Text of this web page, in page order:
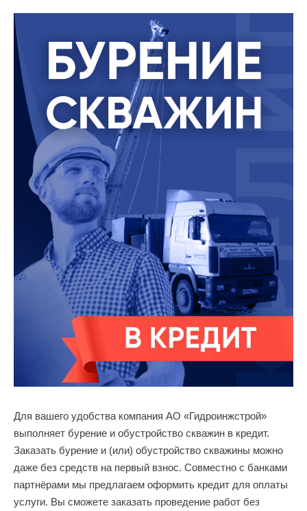
Для вашего удобства компания АО «Гидроинжстрой»
выполняет бурение и обустройство скважин в кредит.
Заказать бурение и (или) обустройство скважины можно
даже без средств на первый взнос. Совместно с банками
партнёрами мы предлагаем оформить кредит для оплаты
услуги. Вы сможете заказать проведение работ без